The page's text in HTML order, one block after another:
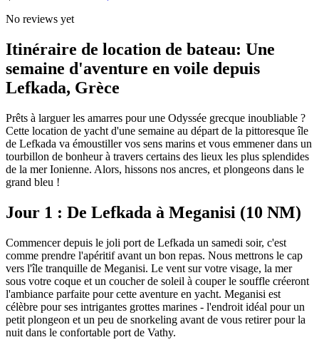
No reviews yet
Itinéraire de location de bateau: Une
semaine d'aventure en voile depuis
Lefkada, Grèce
Prêts à larguer les amarres pour une Odyssée grecque inoubliable ?
Cette location de yacht d'une semaine au départ de la pittoresque île
de Lefkada va émoustiller vos sens marins et vous emmener dans un
tourbillon de bonheur à travers certains des lieux les plus splendides
de la mer Ionienne. Alors, hissons nos ancres, et plongeons dans le
grand bleu !
Jour 1 : De Lefkada à Meganisi (10 NM)
Commencer depuis le joli port de Lefkada un samedi soir, c'est
comme prendre l'apéritif avant un bon repas. Nous mettrons le cap
vers l'île tranquille de Meganisi. Le vent sur votre visage, la mer
sous votre coque et un coucher de soleil à couper le souffle créeront
l'ambiance parfaite pour cette aventure en yacht. Meganisi est
célèbre pour ses intrigantes grottes marines - l'endroit idéal pour un
petit plongeon et un peu de snorkeling avant de vous retirer pour la
nuit dans le confortable port de Vathy.